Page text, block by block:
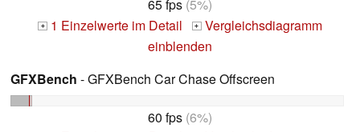
65 fps (5%)
+ 1 Einzelwerte im Detail + Vergleichsdiagramm
einblenden
GFXBench - GFXBench Car Chase Offscreen
60 fps (6%)